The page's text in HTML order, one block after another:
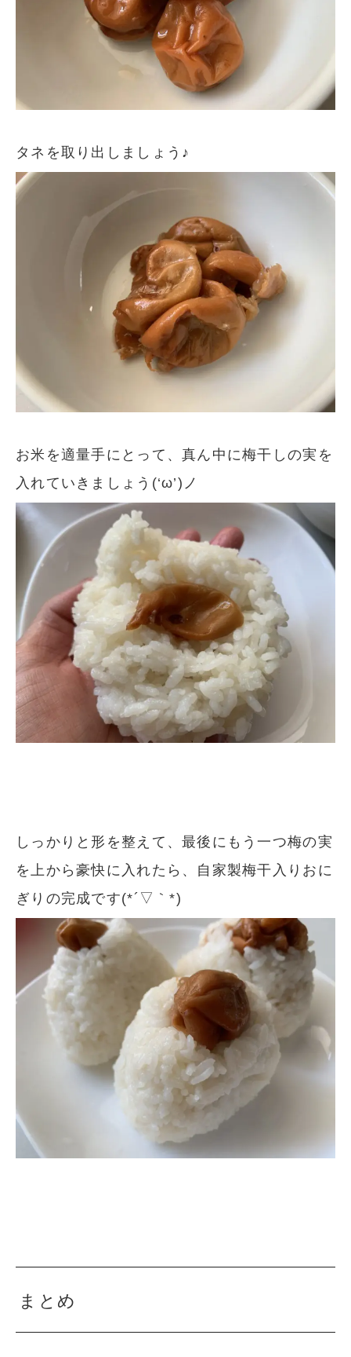
タネを取り出しましょう♪
お米を適量手にとって、真ん中に梅干しの実を
入れていきましょう(‘ω’)ノ
しっかりと形を整えて、最後にもう一つ梅の実
を上から豪快に入れたら、自家製梅干入りおに
ぎりの完成です(*´▽｀*)
まとめ